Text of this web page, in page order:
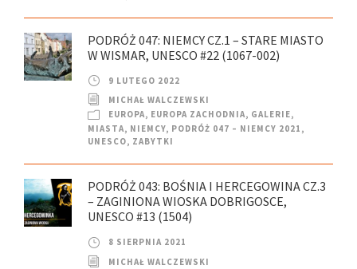
PODRÓŻ 047: NIEMCY CZ.1 – STARE MIASTO
W WISMAR, UNESCO #22 (1067-002)
9 LUTEGO 2022
MICHAŁ WALCZEWSKI
EUROPA, EUROPA ZACHODNIA, GALERIE,
MIASTA, NIEMCY, PODRÓŻ 047 – NIEMCY 2021 ,
UNESCO, ZABYTKI
PODRÓŻ 043: BOŚNIA I HERCEGOWINA CZ.3
– ZAGINIONA WIOSKA DOBRIGOSCE,
UNESCO #13 (1504)
8 SIERPNIA 2021
MICHAŁ WALCZEWSKI